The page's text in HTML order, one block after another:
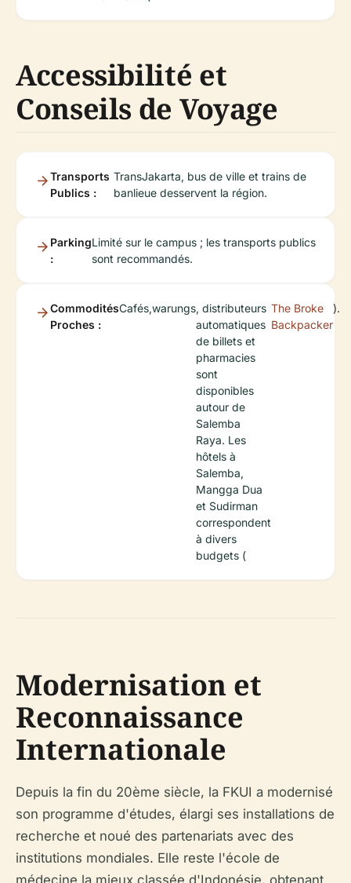
Accessibilité et
Conseils de Voyage
Transports
Publics :
TransJakarta, bus de ville et trains de
banlieue desservent la région.
Parking
:
Limité sur le campus ; les transports publics
sont recommandés.
Commodités
Proches :
Cafés,warungs, distributeurs
automatiques
de billets et
pharmacies
sont
disponibles
autour de
Salemba
Raya. Les
hôtels à
Salemba,
Mangga Dua
et Sudirman
correspondent
à divers
budgets (
The Broke
Backpacker
).
Modernisation et
Reconnaissance
Internationale
Depuis la fin du 20ème siècle, la FKUI a modernisé
son programme d'études, élargi ses installations de
recherche et noué des partenariats avec des
institutions mondiales. Elle reste l'école de
médecine la mieux classée d'Indonésie, obtenant